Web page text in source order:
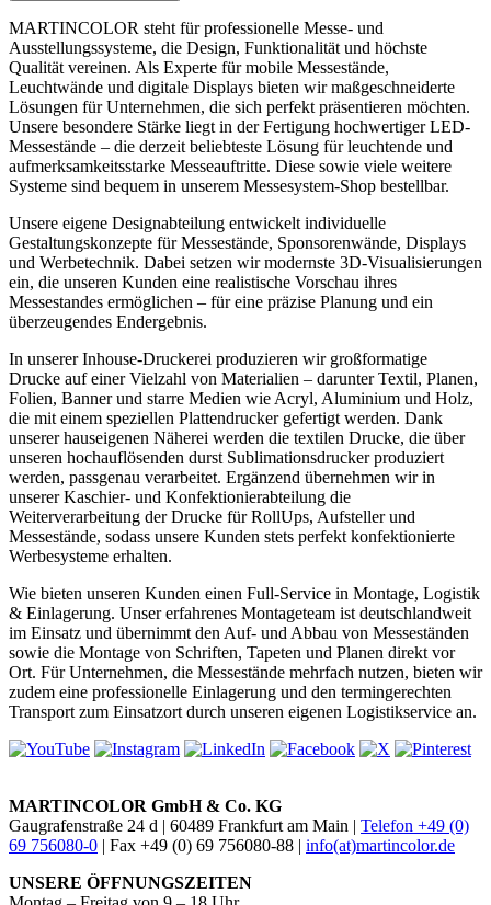
MARTINCOLOR steht für professionelle Messe- und
Ausstellungssysteme, die Design, Funktionalität und höchste
Qualität vereinen. Als Experte für mobile Messestände,
Leuchtwände und digitale Displays bieten wir maßgeschneiderte
Lösungen für Unternehmen, die sich perfekt präsentieren möchten.
Unsere besondere Stärke liegt in der Fertigung hochwertiger LED-
Messestände – die derzeit beliebteste Lösung für leuchtende und
aufmerksamkeitsstarke Messeauftritte. Diese sowie viele weitere
Systeme sind bequem in unserem Messesystem-Shop bestellbar.
Unsere eigene Designabteilung entwickelt individuelle
Gestaltungskonzepte für Messestände, Sponsorenwände, Displays
und Werbetechnik. Dabei setzen wir modernste 3D-Visualisierungen
ein, die unseren Kunden eine realistische Vorschau ihres
Messestandes ermöglichen – für eine präzise Planung und ein
überzeugendes Endergebnis.
In unserer Inhouse-Druckerei produzieren wir großformatige
Drucke auf einer Vielzahl von Materialien – darunter Textil, Planen,
Folien, Banner und starre Medien wie Acryl, Aluminium und Holz,
die mit einem speziellen Plattendrucker gefertigt werden. Dank
unserer hauseigenen Näherei werden die textilen Drucke, die über
unseren hochauflösenden durst Sublimationsdrucker produziert
werden, passgenau verarbeitet. Ergänzend übernehmen wir in
unserer Kaschier- und Konfektionierabteilung die
Weiterverarbeitung der Drucke für RollUps, Aufsteller und
Messestände, sodass unsere Kunden stets perfekt konfektionierte
Werbesysteme erhalten.
Wie bieten unseren Kunden einen Full-Service in Montage, Logistik
& Einlagerung. Unser erfahrenes Montageteam ist deutschlandweit
im Einsatz und übernimmt den Auf- und Abbau von Messeständen
sowie die Montage von Schriften, Tapeten und Planen direkt vor
Ort. Für Unternehmen, die Messestände mehrfach nutzen, bieten wir
zudem eine professionelle Einlagerung und den termingerechten
Transport zum Einsatzort durch unseren eigenen Logistikservice an.
MARTINCOLOR GmbH & Co. KG
Gaugrafenstraße 24 d | 60489 Frankfurt am Main | Telefon +49 (0)
69 756080-0 | Fax +49 (0) 69 756080-88 | info(at)martincolor.de
UNSERE ÖFFNUNGSZEITEN